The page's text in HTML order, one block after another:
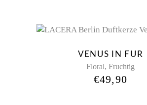
VENUS IN FUR
Floral, Fruchtig
€49,90